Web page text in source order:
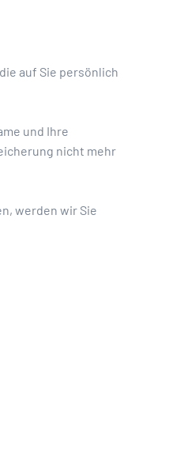
auf Sie persönlich
und Ihre
nicht mehr
werden wir Sie